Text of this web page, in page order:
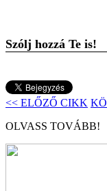
Szólj hozzá Te is!
<< ELŐZŐ CIKK
OLVASS TOVÁBB!